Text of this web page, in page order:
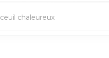
chaleureux